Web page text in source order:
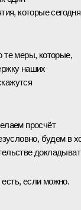
которые сегодня
те меры, которые,
наших
просчёт
будем в
если можно.